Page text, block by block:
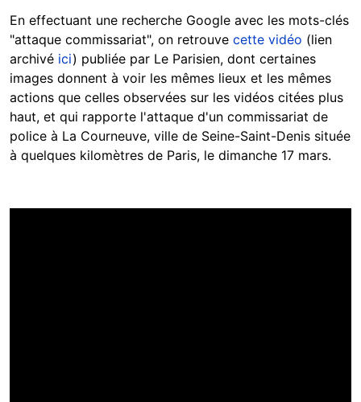
En effectuant une recherche Google avec les mots-clés
"attaque commissariat", on retrouve cette vidéo (lien
archivé ici) publiée par Le Parisien, dont certaines
images donnent à voir les mêmes lieux et les mêmes
actions que celles observées sur les vidéos citées plus
haut, et qui rapporte l'attaque d'un commissariat de
police à La Courneuve, ville de Seine-Saint-Denis située
à quelques kilomètres de Paris, le dimanche 17 mars.